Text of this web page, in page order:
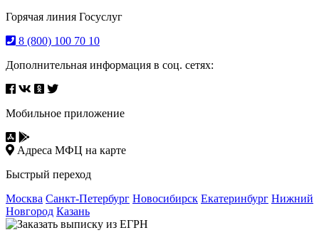
Горячая линия Госуслуг
8 (800) 100 70 10
Дополнительная информация в соц. сетях:
Мобильное приложение
Адреса МФЦ на карте
Быстрый переход
Москва Санкт-Петербург Новосибирск Екатеринбург Нижний
Новгород Казань